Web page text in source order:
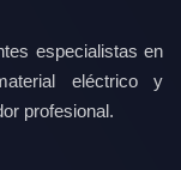
especialistas en
eléctrico y
profesional.